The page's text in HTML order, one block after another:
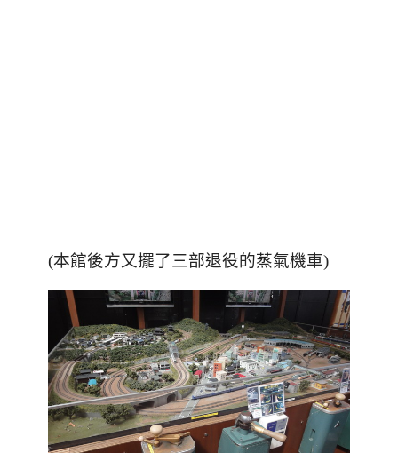
(本館後方又擺了三部退役的蒸氣機車)